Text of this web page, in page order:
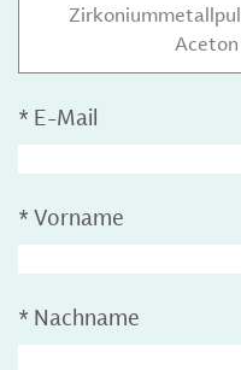
* E-Mail
* Vorname
* Nachname